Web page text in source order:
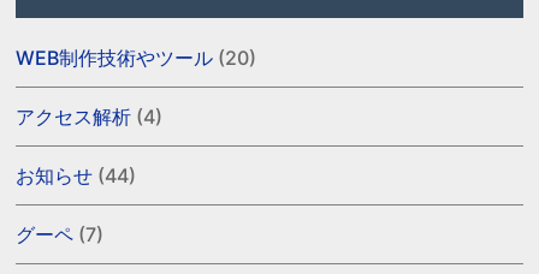
WEB制作技術やツール (20)
アクセス解析 (4)
お知らせ (44)
グーペ (7)